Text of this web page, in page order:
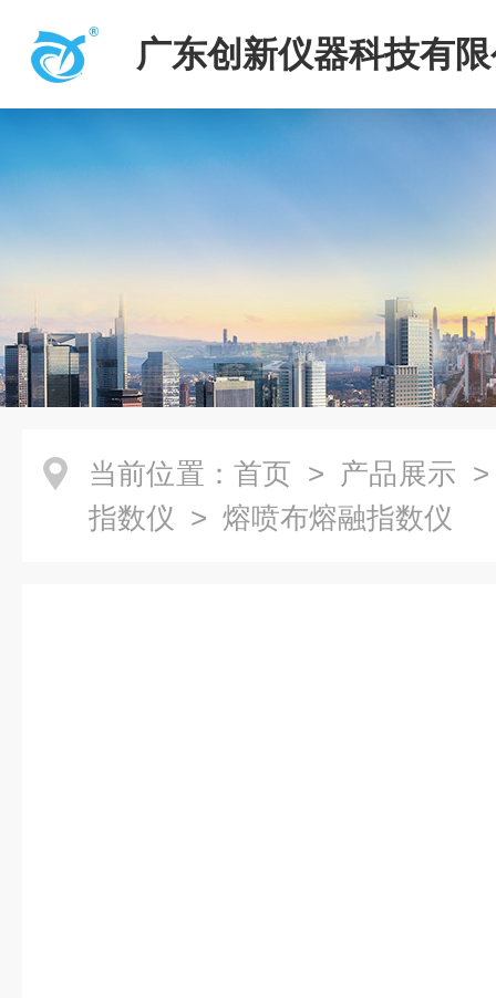
广东创新仪器科技有
当前位置： 首页 > 产品展示
指数仪 > 熔喷布熔融指数仪